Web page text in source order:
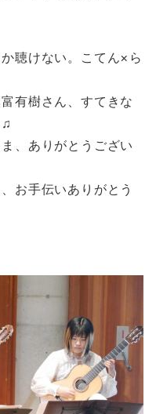
聴けない。こてん×ら
有樹さん、すてきな
、ありがとうござい
お手伝いありがとう